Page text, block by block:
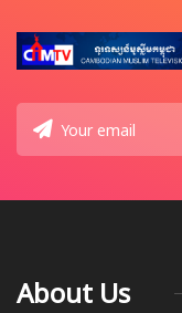
About Us